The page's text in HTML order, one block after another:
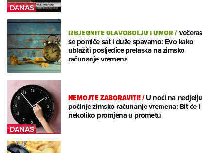
IZBJEGNITE GLAVOBOLJU I UMOR/Večeras
se pomiče sat i duže spavamo: Evo kako
ublažiti posljedice prelaska na zimsko
računanje vremena
NEMOJTE ZABORAVITI!/U noći na nedjelju
počinje zimsko računanje vremena: Bit će i
nekoliko promjena u prometu